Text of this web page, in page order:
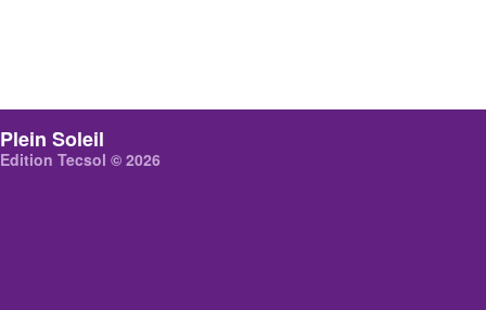
Plein Soleil
Edition Tecsol © 2026